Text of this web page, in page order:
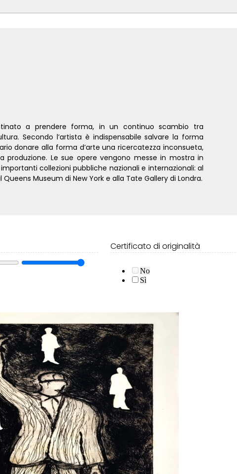
a prendere forma, in un continuo scambio tra
Secondo l’artista è indispensabile salvare la forma
donare alla forma d’arte una ricercatezza inconsueta,
Le sue opere vengono messe in mostra in
collezioni pubbliche nazionali e internazionali: al
Museum di New York e alla Tate Gallery di Londra.
Certificato di originalità
No
Sì